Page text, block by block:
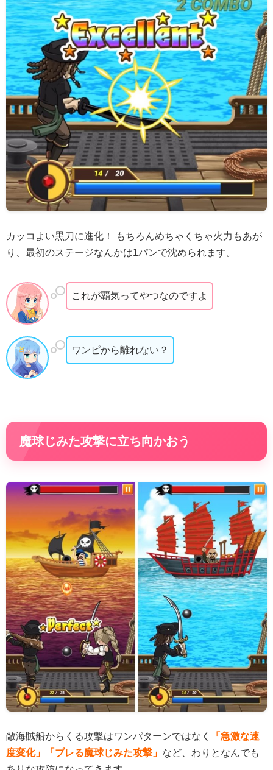
カッコよい黒刀に進化！ もちろんめちゃくちゃ火力もあが
り、最初のステージなんかは1パンで沈められます。
これが覇気ってやつなのですよ
ワンピから離れない？
魔球じみた攻撃に立ち向かおう
敵海賊船からくる攻撃はワンパターンではなく
「急激な速
度変化」「ブレる魔球じみた攻撃」 など、わりとなんでも